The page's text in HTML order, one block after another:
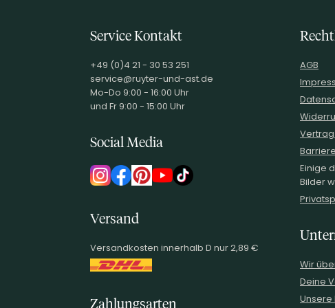
Service Kontakt
+49 (0)4 21 - 30 53 251
service@ruyter-und-ast.de
Mo-Do 9:00 - 16:00 Uhr
und Fr 9:00 - 15:00 Uhr
Social Media
Versand
Versandkosten innerhalb D nur 2,89 €
Zahlungsarten
AGB
Einige
Bilder
Wir
Deine
Unsere